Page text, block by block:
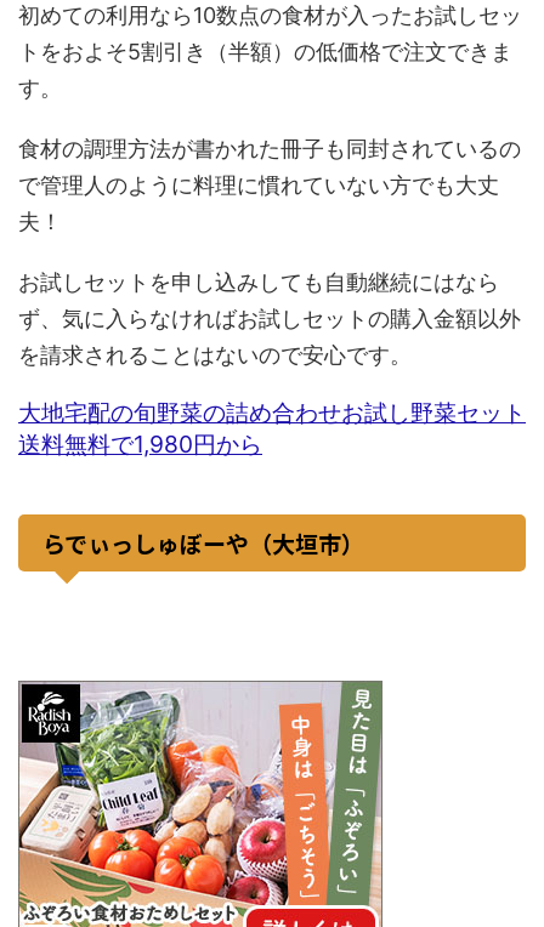
初めての利用なら10数点の食材が入ったお試しセッ
トをおよそ5割引き（半額）の低価格で注文できま
す。
食材の調理方法が書かれた冊子も同封されているの
で管理人のように料理に慣れていない方でも大丈
夫！
お試しセットを申し込みしても自動継続にはなら
ず、気に入らなければお試しセットの購入金額以外
を請求されることはないので安心です。
大地宅配の旬野菜の詰め合わせお試し野菜セット
送料無料で1,980円から
らでぃっしゅぼーや（大垣市）